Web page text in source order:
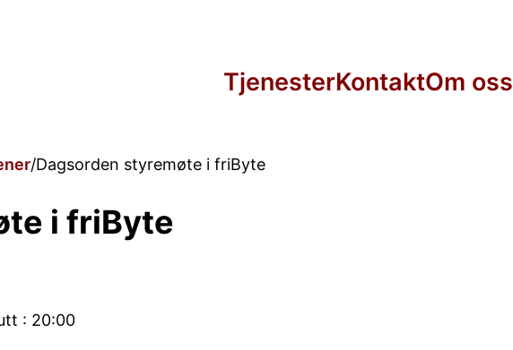
TjenesterKontaktOm oss
Dagsorden styremøte i friByte
i friByte
: 20:00